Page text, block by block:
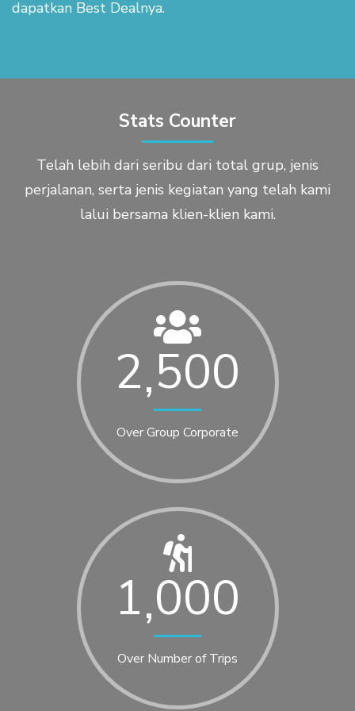
dapatkan Best Dealnya.
Stats Counter
Telah lebih dari seribu dari total grup, jenis
perjalanan, serta jenis kegiatan yang telah kami
lalui bersama klien-klien kami.
Over Group Corporate
2,500
Over Number of Trips
1,000
0
1
2
3
4
5
6
7
8
9
0